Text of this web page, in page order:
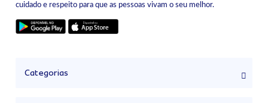
cuidado e respeito para que as pessoas vivam o seu melhor.
Categorias